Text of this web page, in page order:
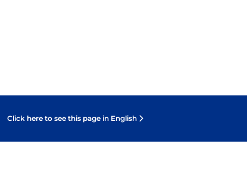
Click here to see this page in English